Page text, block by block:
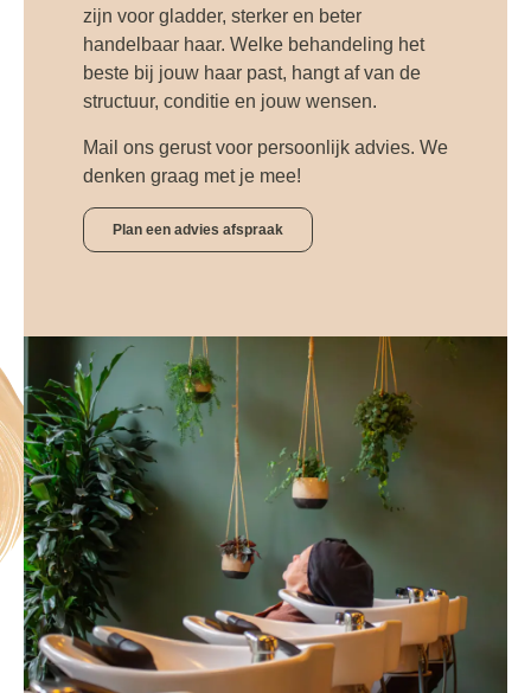
zijn voor gladder, sterker en beter
handelbaar haar. Welke behandeling het
beste bij jouw haar past, hangt af van de
structuur, conditie en jouw wensen.
Mail ons gerust voor persoonlijk advies. We
denken graag met je mee!
Plan een advies afspraak